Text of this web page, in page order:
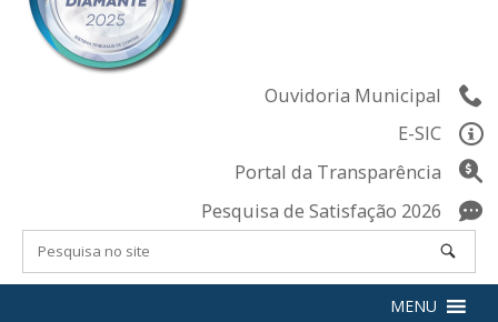
Ouvidoria Municipal
E-SIC
Portal da Transparência
Pesquisa de Satisfação 2026
MENU